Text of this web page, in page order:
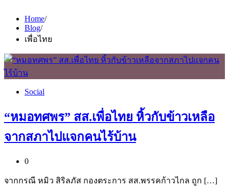
Home
Blog
เพื่อไทย
Social
“หมอทศพร” สส.เพื่อไทย หิ้วกับข้าวเหลือ
จากสภาไปแจกคนไร้บ้าน
0
จากกรณี หมิว สิริลภัส กองตระการ สส.พรรคก้าวไกล ถูก […]